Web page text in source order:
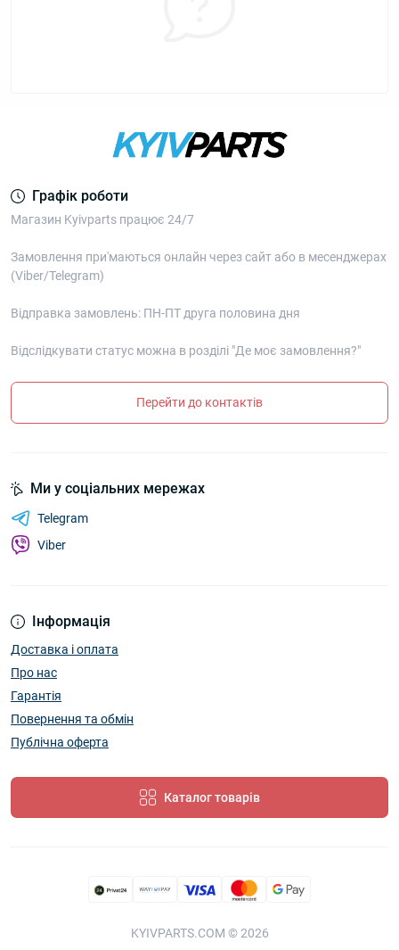
Графік роботи
Магазин Kyivparts працює 24/7
Замовлення при'маються онлайн через сайт або в месенджерах
(Viber/Telegram)
Відправка замовлень: ПН-ПТ друга половина дня
Відслідкувати статус можна в розділі "Де моє замовлення?"
Перейти до контактів
Інформація
Доставка і оплата
Про нас
Гарантія
Повернення та обмін
Публічна оферта
Каталог товарів
Ми у соціальних мережах
Telegram
Viber
KYIVPARTS.COM © 2026